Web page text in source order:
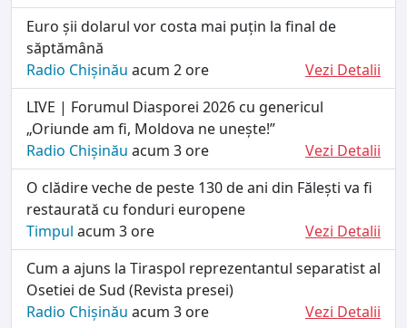
Euro șii dolarul vor costa mai puțin la final de
săptămână
Radio Chișinău acum 2 ore
Vezi Detalii
LIVE | Forumul Diasporei 2026 cu genericul
„Oriunde am fi, Moldova ne unește!”
Radio Chișinău acum 3 ore
Vezi Detalii
O clădire veche de peste 130 de ani din Fălești va fi
restaurată cu fonduri europene
Timpul acum 3 ore
Vezi Detalii
Cum a ajuns la Tiraspol reprezentantul separatist al
Osetiei de Sud (Revista presei)
Radio Chișinău acum 3 ore
Vezi Detalii